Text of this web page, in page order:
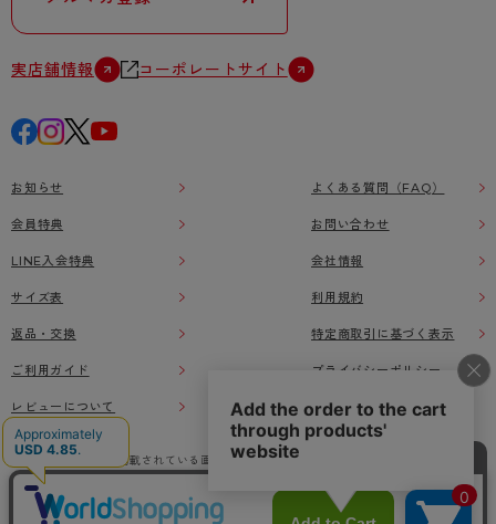
実店舗情報 コーポレートサイト
お知らせ
会員特典
LINE入会特典
サイズ表
返品・交換
ご利用ガイド
レビューについて
よくある質問（FAQ）
お問い合わせ
会社情報
利用規約
特定商取引に基づく表示
プライバシーポリシー
本ウェブサイト上に掲載されている画像、イラストなどの著作物の全部または一部をアツ